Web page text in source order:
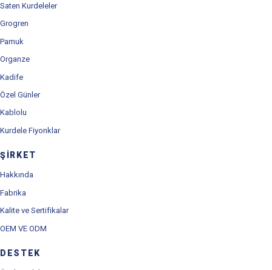
Saten Kurdeleler
Grogren
Pamuk
Organze
Kadife
Özel Günler
Kablolu
Kurdele Fiyonklar
ŞIRKET
Hakkında
Fabrika
Kalite ve Sertifikalar
OEM VE ODM
DESTEK